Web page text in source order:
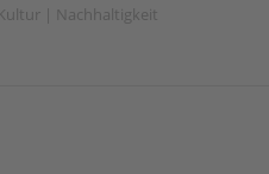
| Nachhaltigkeit